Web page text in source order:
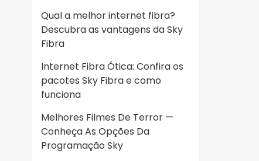
Qual a melhor internet fibra?
Descubra as vantagens da Sky
Fibra
Internet Fibra Ótica: Confira os
pacotes Sky Fibra e como
funciona
Melhores Filmes De Terror —
Conheça As Opções Da
Programação Sky